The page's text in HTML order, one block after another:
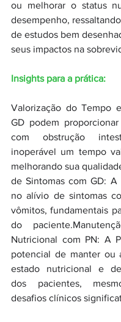
ou melhorar o status
desempenho,
de estudos bem
seus impactos na
Insights para a prática:
Valorização do Tempo
GD podem
com obstrução
inoperável um tempo
melhorando sua
de Sintomas com GD: A
no alívio de sintomas
vômitos, fundamentais
do
Nutricional com PN: A
potencial de manter ou
estado nutricional e
dos pacientes,
desafios clínicos